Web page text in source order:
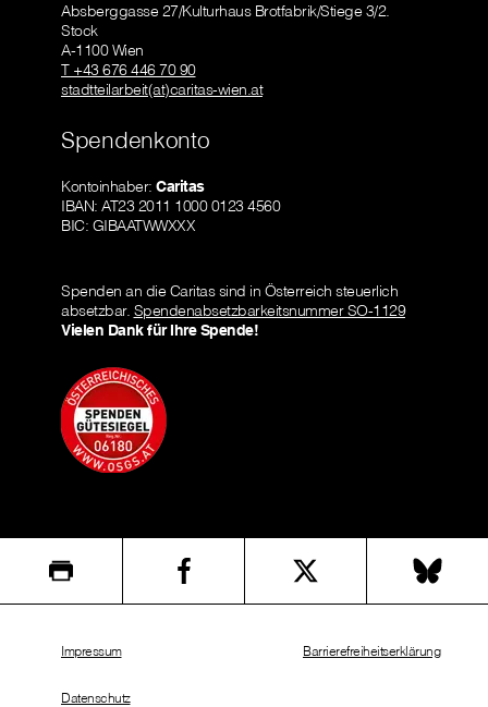
Absberggasse 27/Kulturhaus Brotfabrik/Stiege 3/2.
Stock
A-1100 Wien
T +43 676 446 70 90
stadtteilarbeit(at)caritas-wien.at
Spendenkonto
Kontoinhaber: Caritas
IBAN: AT23 2011 1000 0123 4560
BIC: GIBAATWWXXX
Spenden an die Caritas sind in Österreich steuerlich
absetzbar. Spendenabsetzbarkeitsnummer SO-1129
Vielen Dank für Ihre Spende!
Impressum
Datenschutz
Barrierefreiheitserklärung